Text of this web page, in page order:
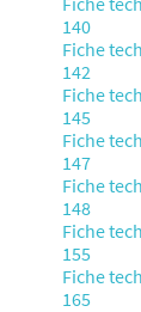
140
Fiche
142
Fiche
145
Fiche
147
Fiche
148
Fiche
155
Fiche
165